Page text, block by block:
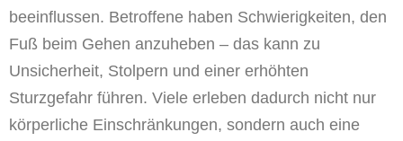
beeinflussen. Betroffene haben Schwierigkeiten, den
Fuß beim Gehen anzuheben – das kann zu
Unsicherheit, Stolpern und einer erhöhten
Sturzgefahr führen. Viele erleben dadurch nicht nur
körperliche Einschränkungen, sondern auch eine